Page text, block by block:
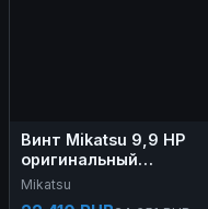
Винт Mikatsu 9,9 HP
оригинальный
Нержавеющая сталь, 9
Mikatsu